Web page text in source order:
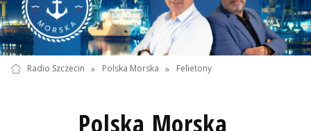
Radio Szczecin » Polska Morska » Felietony
Polska Morska